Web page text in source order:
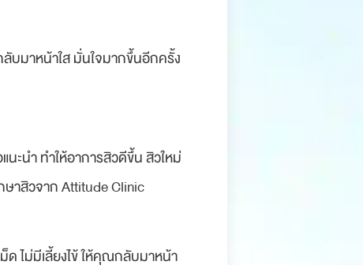
บมาหน้าใส มั่นใจมากขึ้นอีกครั้ง
ะนำ ทำให้อาการสิวดีขึ้น สิวใหม่
ษาสิวจาก Attitude Clinic
ด ไม่มีเลี้ยงไข้ ให้คุณกลับมาหน้า